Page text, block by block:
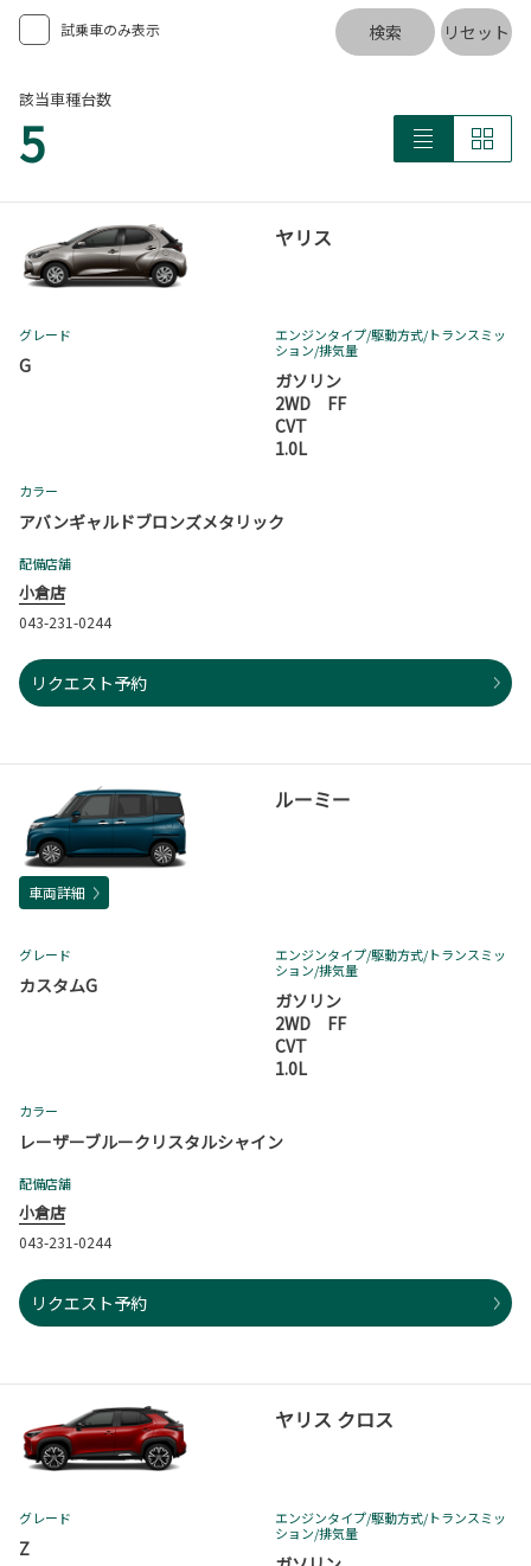
試乗車のみ表示 検索 リセット
該当車種台数
5
ヤリス
グレード
G
エンジンタイプ/駆動方式/トランスミッ
ション/排気量
ガソリン
2WD FF
CVT
1.0L
カラー
アバンギャルドブロンズメタリック
配備店舗
小倉店
043-231-0244
リクエスト予約
ルーミー
車両詳細
グレード
カスタムG
エンジンタイプ/駆動方式/トランスミッ
ション/排気量
ガソリン
2WD FF
CVT
1.0L
カラー
レーザーブルークリスタルシャイン
配備店舗
小倉店
043-231-0244
リクエスト予約
ヤリス クロス
グレード
Z
エンジンタイプ/駆動方式/トランスミッ
ション/排気量